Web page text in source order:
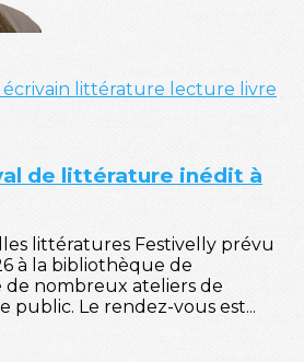
écrivain littérature lecture livre
de littérature inédit à
littératures Festivelly prévu
à la bibliothèque de
de nombreux ateliers de
public. Le rendez-vous est...